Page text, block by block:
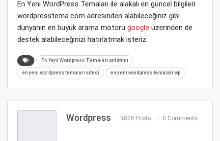
En Yeni WordPress Temaları ile alakalı en güncel bilgileri
wordpresstema.com adresinden alabileceğiniz gibi
dünyanın en büyük arama motoru google üzerinden de
destek alabileceğinizi hatırlatmak isteriz.
En Yeni Wordpress Temaları anlatımı
en yeni wordpress temaları sitesi en yeni wordpress temaları wp
Wordpress 9820 Posts 0 Comments